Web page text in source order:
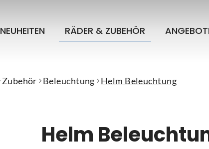
NEUHEITEN RÄDER & ZUBEHÖR
Zubehör Beleuchtung Helm Beleuchtung
Helm